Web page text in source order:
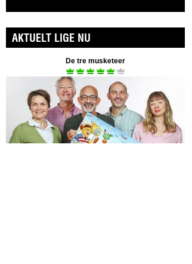
AKTUELT LIGE NU
De tre musketeer